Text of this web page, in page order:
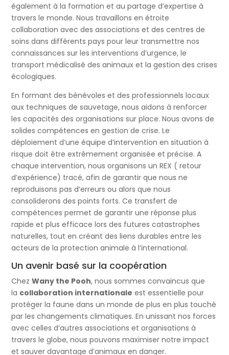
également à la formation et au partage d’expertise à
travers le monde. Nous travaillons en étroite
collaboration avec des associations et des centres de
soins dans différents pays pour leur transmettre nos
connaissances sur les interventions d’urgence, le
transport médicalisé des animaux et la gestion des crises
écologiques.
En formant des bénévoles et des professionnels locaux
aux techniques de sauvetage, nous aidons à renforcer
les capacités des organisations sur place. Nous avons de
solides compétences en gestion de crise. Le
déploiement d’une équipe d’intervention en situation à
risque doit être extrêmement organisée et précise. A
chaque intervention, nous organisons un REX ( retour
d’expérience) tracé, afin de garantir que nous ne
reproduisons pas d’erreurs ou alors que nous
consoliderons des points forts. Ce transfert de
compétences permet de garantir une réponse plus
rapide et plus efficace lors des futures catastrophes
naturelles, tout en créant des liens durables entre les
acteurs de la protection animale à l’international.
Un avenir basé sur la coopération
ChezWany the Pooh, nous sommes convaincus que
la collaboration internationale est essentielle pour
protéger la faune dans un monde de plus en plus touché
par les changements climatiques. En unissant nos forces
avec celles d’autres associations et organisations à
travers le globe, nous pouvons maximiser notre impact
et sauver davantage d’animaux en danger.